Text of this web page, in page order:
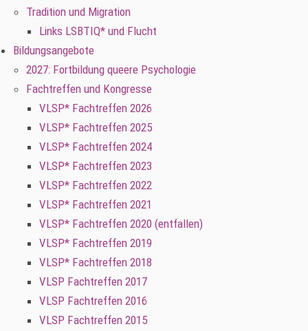
Tradition und Migration
Links LSBTIQ* und Flucht
Bildungsangebote
2027: Fortbildung queere Psychologie
Fachtreffen und Kongresse
VLSP* Fachtreffen 2026
VLSP* Fachtreffen 2025
VLSP* Fachtreffen 2024
VLSP* Fachtreffen 2023
VLSP* Fachtreffen 2022
VLSP* Fachtreffen 2021
VLSP* Fachtreffen 2020 (entfallen)
VLSP* Fachtreffen 2019
VLSP* Fachtreffen 2018
VLSP Fachtreffen 2017
VLSP Fachtreffen 2016
VLSP Fachtreffen 2015